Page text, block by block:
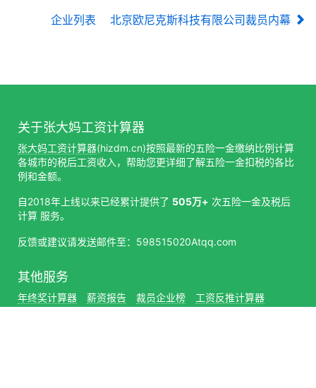
企业列表 北京欧尼克斯科技有限公司裁员内幕
关于张大妈工资计算器
张大妈工资计算器(hizdm.cn)按照最新的五险一金缴纳比例计算
各城市的税后工资收入，帮助您更详细了解五险一金扣税的各比
例和金额。
自2018年上线以来已经累计提供了 505万+ 次五险一金及税后
计算 服务。
反馈或建议请发送邮件至：598515020Atqq.com
其他服务
年终奖计算器 薪资报告 裁员企业榜 工资反推计算器